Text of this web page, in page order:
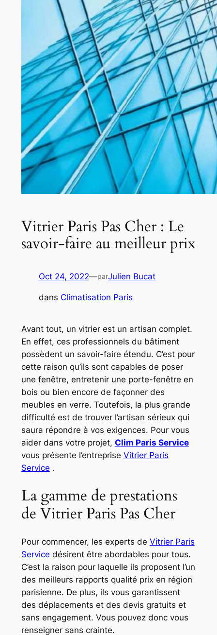
Vitrier Paris Pas Cher : Le
savoir-faire au meilleur prix
Oct 24, 2022—parJulien Bucat
dans Climatisation Paris
Avant tout, un vitrier est un artisan complet.
En effet, ces professionnels du bâtiment
possèdent un savoir-faire étendu. C’est pour
cette raison qu’ils sont capables de poser
une fenêtre, entretenir une porte-fenêtre en
bois ou bien encore de façonner des
meubles en verre. Toutefois, la plus grande
difficulté est de trouver l’artisan sérieux qui
saura répondre à vos exigences. Pour vous
aider dans votre projet, Clim Paris Service
vous présente l’entreprise Vitrier Paris
Service .
La gamme de prestations
de Vitrier Paris Pas Cher
Pour commencer, les experts de Vitrier Paris
Service désirent être abordables pour tous.
C’est la raison pour laquelle ils proposent l’un
des meilleurs rapports qualité prix en région
parisienne. De plus, ils vous garantissent
des déplacements et des devis gratuits et
sans engagement. Vous pouvez donc vous
renseigner sans crainte.